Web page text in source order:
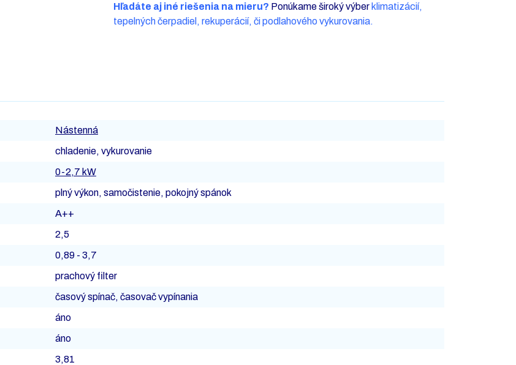
Hľadáte aj iné riešenia na mieru? Ponúkame široký výber klimatizácií,
tepelných čerpadiel, rekuperácií, či podlahového vykurovania.
Nástenná
chladenie, vykurovanie
0-2,7 kW
plný výkon, samočistenie, pokojný spánok
A++
2,5
0,89 - 3,7
prachový filter
časový spínač, časovač vypínania
áno
áno
3,81